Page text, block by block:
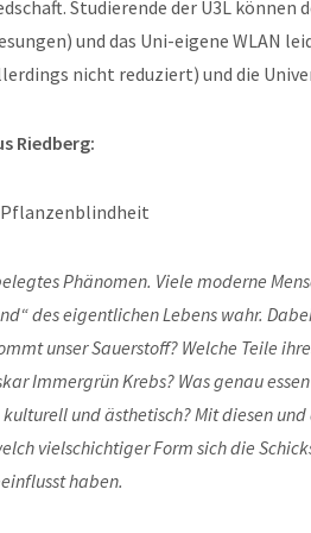
Studierende der U3L können
und das Uni-eigene WLAN
nicht reduziert) und die
Riedberg:
Pflanzenblindheit
Phänomen. Viele moderne
des eigentlichen Lebens wahr.
unser Sauerstoff? Welche Teile
Immergrün Krebs? Was genau
und ästhetisch? Mit diesen
vielschichtiger Form sich die
haben.